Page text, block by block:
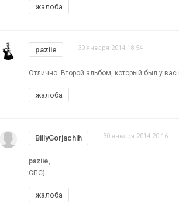
жалоба
paziie 30 января 2014 18:54
Отлично. Второй альбом, который был у
жалоба
BillyGorjachih 30 января 2014 20:16
paziie,
СПС)
жалоба